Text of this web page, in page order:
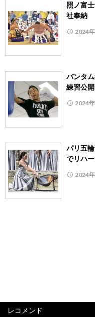
照ノ富
社奉納
2024
バンタ
練習公開
2024
パリ五
でリハ
2024
レコメンド